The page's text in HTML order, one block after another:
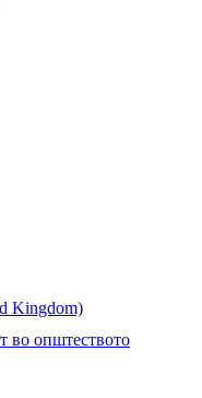
во општеството